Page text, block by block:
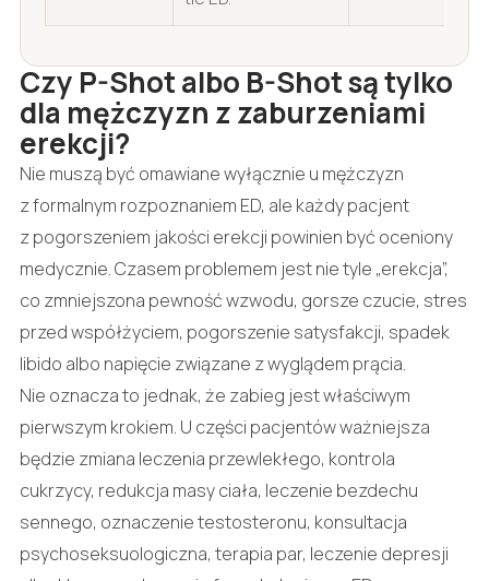
Czy P-Shot albo B-Shot są tylko
dla mężczyzn z zaburzeniami
erekcji?
Nie muszą być omawiane wyłącznie u mężczyzn
z formalnym rozpoznaniem ED, ale każdy pacjent
z pogorszeniem jakości erekcji powinien być oceniony
medycznie. Czasem problemem jest nie tyle „erekcja”,
co zmniejszona pewność wzwodu, gorsze czucie, stres
przed współżyciem, pogorszenie satysfakcji, spadek
libido albo napięcie związane z wyglądem prącia.
Nie oznacza to jednak, że zabieg jest właściwym
pierwszym krokiem. U części pacjentów ważniejsza
będzie zmiana leczenia przewlekłego, kontrola
cukrzycy, redukcja masy ciała, leczenie bezdechu
sennego, oznaczenie testosteronu, konsultacja
psychoseksuologiczna, terapia par, leczenie depresji